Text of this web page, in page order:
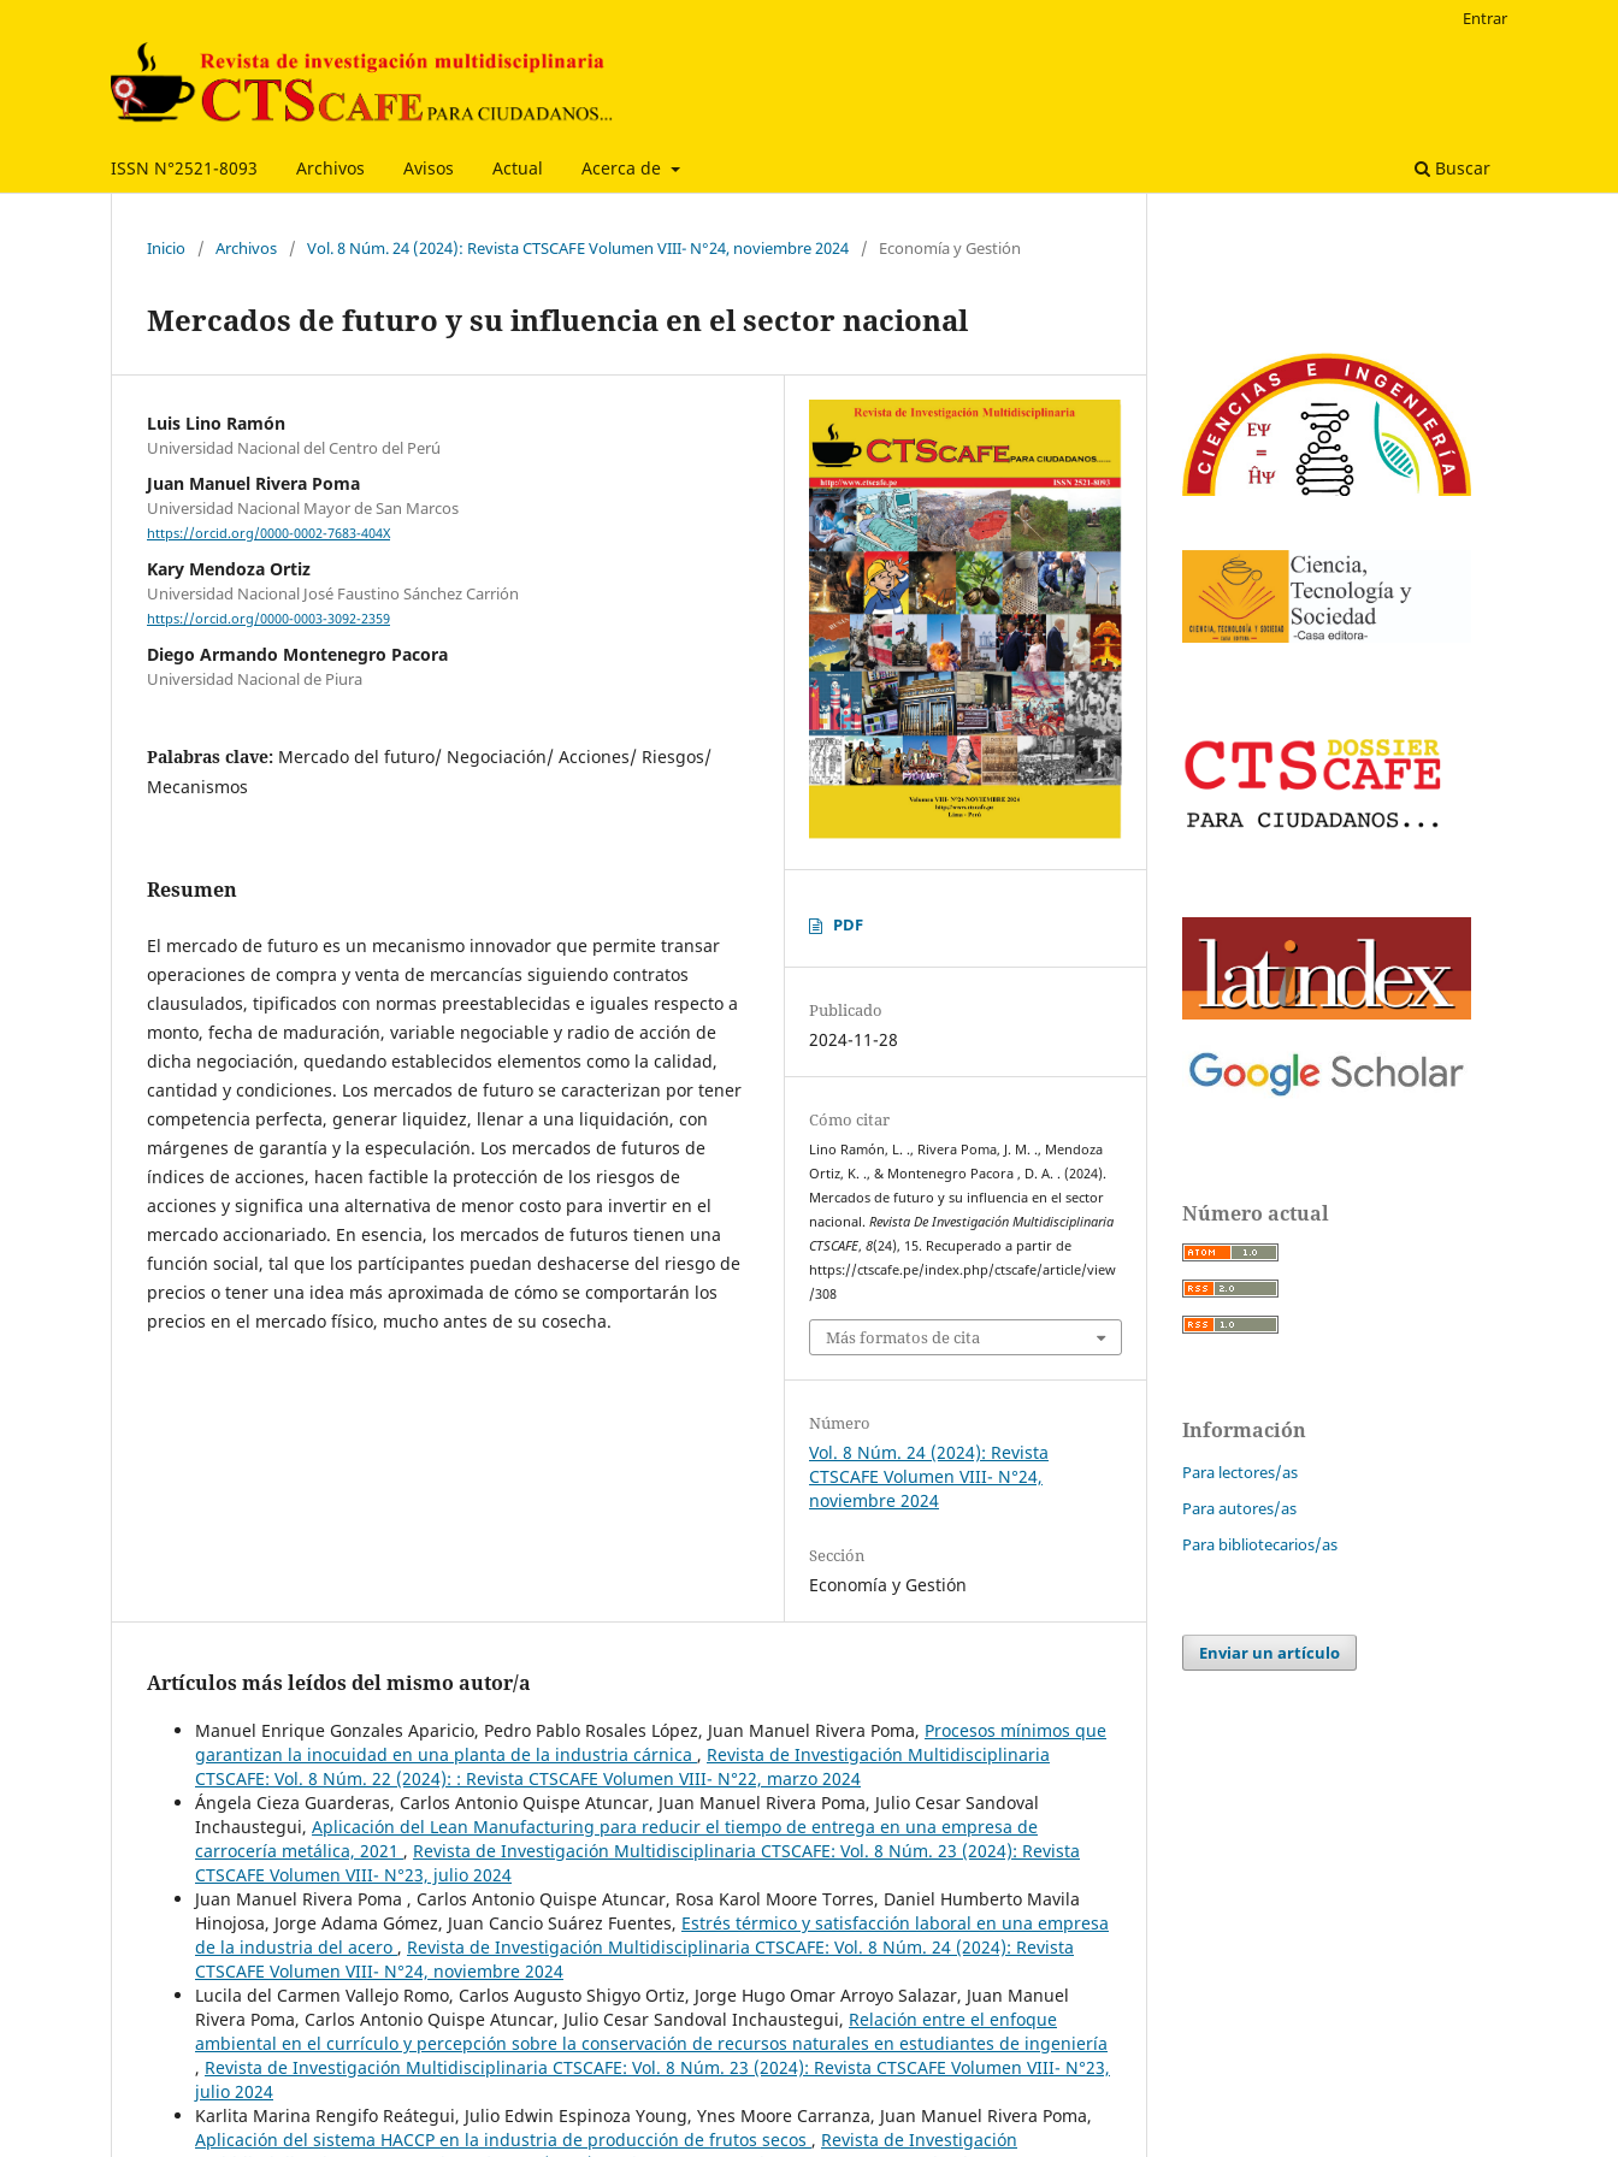
ISSN N°2521-8093 Archivos Avisos Actual Acerca de Buscar
Entrar
Inicio / Archivos / Vol. 8 Núm. 24 (2024): Revista CTSCAFE Volumen VIII- N°24, noviembre 2024 / Economía y Gestión
Mercados de futuro y su influencia en el sector nacional
Luis Lino Ramón
Universidad Nacional del Centro del Perú
Juan Manuel Rivera Poma
Universidad Nacional Mayor de San Marcos
https://orcid.org/0000-0002-7683-404X
Kary Mendoza Ortiz
Universidad Nacional José Faustino Sánchez Carrión
https://orcid.org/0000-0003-3092-2359
Diego Armando Montenegro Pacora
Universidad Nacional de Piura
Palabras clave: Mercado del futuro/ Negociación/ Acciones/ Riesgos/
Mecanismos
Resumen
El mercado de futuro es un mecanismo innovador que permite transar
operaciones de compra y venta de mercancías siguiendo contratos
clausulados, tipificados con normas preestablecidas e iguales respecto a
monto, fecha de maduración, variable negociable y radio de acción de
dicha negociación, quedando establecidos elementos como la calidad,
cantidad y condiciones. Los mercados de futuro se caracterizan por tener
competencia perfecta, generar liquidez, llenar a una liquidación, con
márgenes de garantía y la especulación. Los mercados de futuros de
índices de acciones, hacen factible la protección de los riesgos de
acciones y significa una alternativa de menor costo para invertir en el
mercado accionariado. En esencia, los mercados de futuros tienen una
función social, tal que los partícipantes puedan deshacerse del riesgo de
precios o tener una idea más aproximada de cómo se comportarán los
precios en el mercado físico, mucho antes de su cosecha.
PDF
Publicado
2024-11-28
Cómo citar
Lino Ramón, L. ., Rivera Poma, J. M. ., Mendoza
Ortiz, K. ., & Montenegro Pacora , D. A. . (2024).
Mercados de futuro y su influencia en el sector
nacional.Revista De Investigación Multidisciplinaria
CTSCAFE,8(24), 15. Recuperado a partir de
https://ctscafe.pe/index.php/ctscafe/article/view
/308
Más formatos de cita
Número
Vol. 8 Núm. 24 (2024): Revista
CTSCAFE Volumen VIII- N°24,
noviembre 2024
Sección
Economía y Gestión
Artículos más leídos del mismo autor/a
Manuel Enrique Gonzales Aparicio, Pedro Pablo Rosales López, Juan Manuel Rivera Poma, Procesos mínimos que
garantizan la inocuidad en una planta de la industria cárnica , Revista de Investigación Multidisciplinaria
CTSCAFE: Vol. 8 Núm. 22 (2024): : Revista CTSCAFE Volumen VIII- N°22, marzo 2024
Ángela Cieza Guarderas, Carlos Antonio Quispe Atuncar, Juan Manuel Rivera Poma, Julio Cesar Sandoval
Inchaustegui, Aplicación del Lean Manufacturing para reducir el tiempo de entrega en una empresa de
carrocería metálica, 2021 , Revista de Investigación Multidisciplinaria CTSCAFE: Vol. 8 Núm. 23 (2024): Revista
CTSCAFE Volumen VIII- N°23, julio 2024
Juan Manuel Rivera Poma , Carlos Antonio Quispe Atuncar, Rosa Karol Moore Torres, Daniel Humberto Mavila
Hinojosa, Jorge Adama Gómez, Juan Cancio Suárez Fuentes, Estrés térmico y satisfacción laboral en una empresa
de la industria del acero , Revista de Investigación Multidisciplinaria CTSCAFE: Vol. 8 Núm. 24 (2024): Revista
CTSCAFE Volumen VIII- N°24, noviembre 2024
Lucila del Carmen Vallejo Romo, Carlos Augusto Shigyo Ortiz, Jorge Hugo Omar Arroyo Salazar, Juan Manuel
Rivera Poma, Carlos Antonio Quispe Atuncar, Julio Cesar Sandoval Inchaustegui, Relación entre el enfoque
ambiental en el currículo y percepción sobre la conservación de recursos naturales en estudiantes de ingeniería
, Revista de Investigación Multidisciplinaria CTSCAFE: Vol. 8 Núm. 23 (2024): Revista CTSCAFE Volumen VIII- N°23,
julio 2024
Karlita Marina Rengifo Reátegui, Julio Edwin Espinoza Young, Ynes Moore Carranza, Juan Manuel Rivera Poma,
Aplicación del sistema HACCP en la industria de producción de frutos secos , Revista de Investigación
Número actual
Información
Para lectores/as
Para autores/as
Para bibliotecarios/as
Enviar un artículo